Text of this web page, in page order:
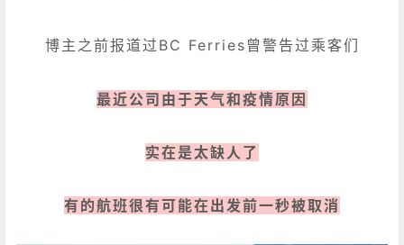
博主之前报道过BC Ferries曾警告过乘客们
最近公司由于天气和疫情原因
实在是太缺人了
有的航班很有可能在出发前一秒被取消